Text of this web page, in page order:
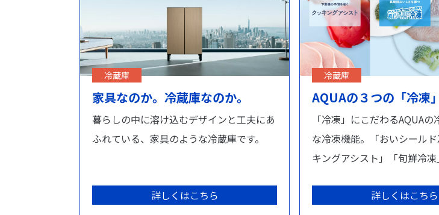
冷蔵庫
家具なのか。冷蔵庫なのか。
暮らしの中に溶け込むデザインと工夫にあ
ふれている、家具のような冷蔵庫です。
詳しくはこちら
冷蔵庫
AQUAの３つの「冷凍
「冷凍」にこだわるAQUA
な冷凍機能。「おいシール
キングアシスト」「旬鮮冷
詳しくはこちら